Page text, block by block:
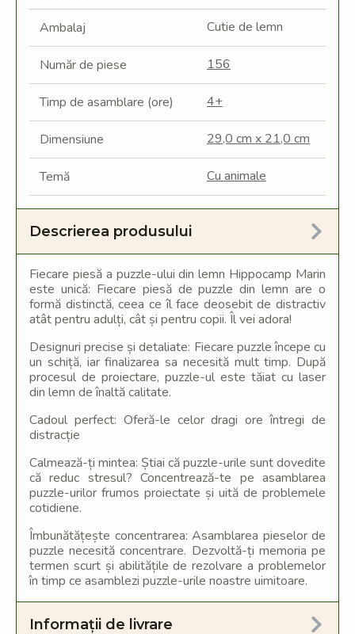
Ambalaj Cutie de lemn
Număr de piese 156
Timp de asamblare (ore) 4+
Dimensiune 29,0 cm x 21,0 cm
Temă Cu animale
Descrierea produsului
Fiecare piesă a puzzle-ului din lemn Hippocamp Marin
este unică: Fiecare piesă de puzzle din lemn are o
formă distinctă, ceea ce îl face deosebit de distractiv
atât pentru adulți, cât și pentru copii. Îl vei adora!
Designuri precise și detaliate: Fiecare puzzle începe cu
un schiță, iar finalizarea sa necesită mult timp. După
procesul de proiectare, puzzle-ul este tăiat cu laser
din lemn de înaltă calitate.
Cadoul perfect: Oferă-le celor dragi ore întregi de
distracție
Calmează-ți mintea: Știai că puzzle-urile sunt dovedite
că reduc stresul? Concentrează-te pe asamblarea
puzzle-urilor frumos proiectate și uită de problemele
cotidiene.
Îmbunătățește concentrarea: Asamblarea pieselor de
puzzle necesită concentrare. Dezvoltă-ți memoria pe
termen scurt și abilitățile de rezolvare a problemelor
în timp ce asamblezi puzzle-urile noastre uimitoare.
Informații de livrare